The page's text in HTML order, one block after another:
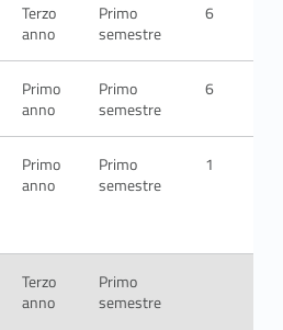
Terzo
anno
Primo
semestre
6
Primo
anno
Primo
semestre
6
Primo
anno
Primo
semestre
1
Terzo
anno
Primo
semestre